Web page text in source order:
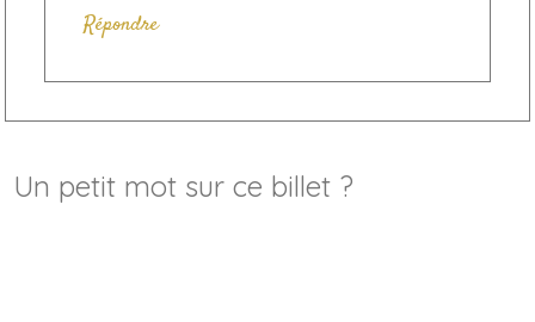
Répondre
Un petit mot sur ce billet ?